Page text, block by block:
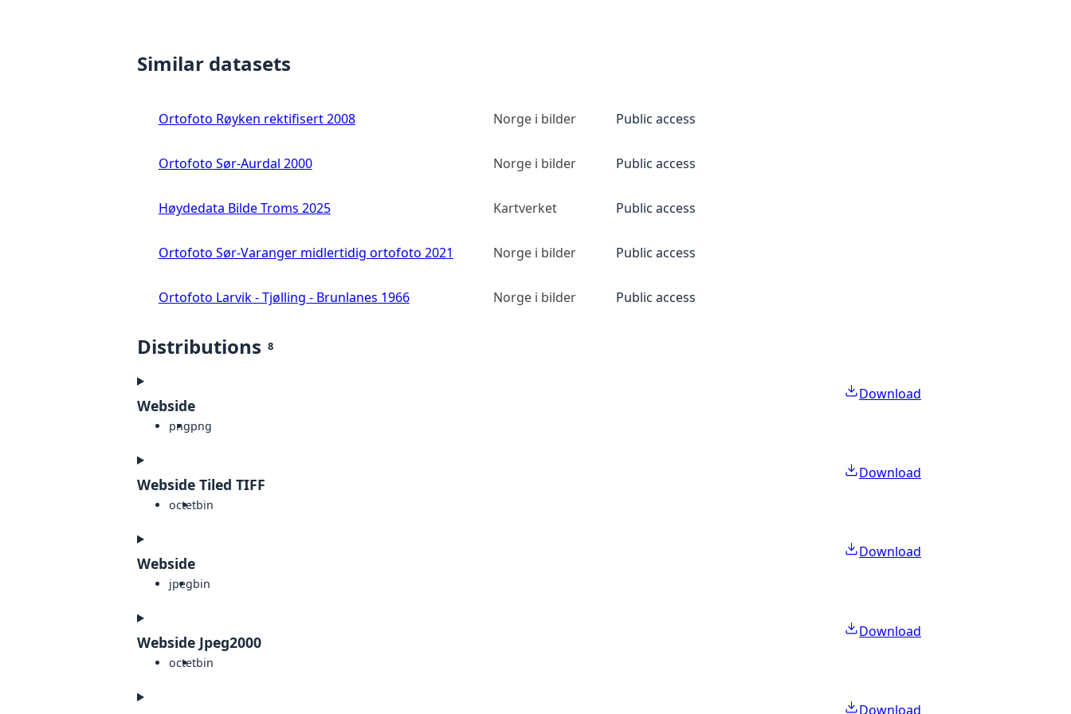
Similar datasets
Ortofoto Røyken rektifisert 2008 Norge i bilder Public access
Ortofoto Sør-Aurdal 2000 Norge i bilder Public access
Høydedata Bilde Troms 2025 Kartverket Public access
Ortofoto Sør-Varanger midlertidig ortofoto 2021 Norge i bilder Public access
Ortofoto Larvik - Tjølling - Brunlanes 1966 Norge i bilder Public access
Distributions 8
Webside
pngpng
Download
Webside Tiled TIFF
octetbin
Download
Webside
jpegbin
Download
Webside Jpeg2000
octetbin
Download
Download